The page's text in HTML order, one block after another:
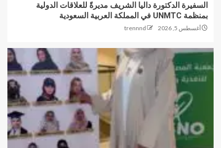
السفيرة الدكتورة داليا الشريف مديرةً للعلاقات الدولية
بمنظمة UNMTC في المملكة العربية السعودية
أغسطس 5, 2026 trennnd